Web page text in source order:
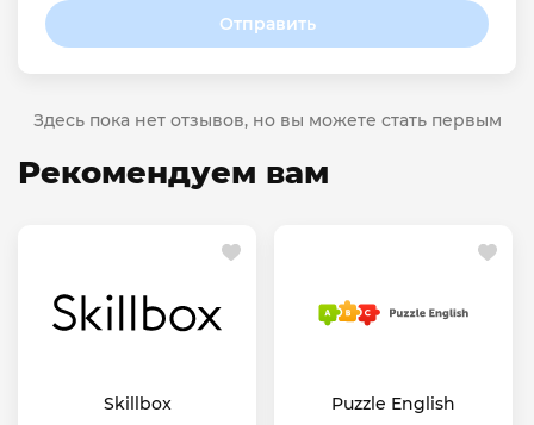
Отправить
Здесь пока нет отзывов, но вы можете стать первым
Рекомендуем вам
Skillbox Puzzle English